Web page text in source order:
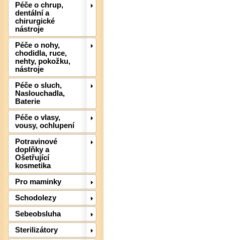
Péče o chrup,
dentální a
chirurgické
nástroje
Péče o nohy,
chodidla, ruce,
nehty, pokožku,
nástroje
Péče o sluch,
Naslouchadla,
Baterie
Péče o vlasy,
vousy, ochlupení
Potravinové
doplňky a
Ošetřující
kosmetika
Pro maminky
Schodolezy
Sebeobsluha
Sterilizátory